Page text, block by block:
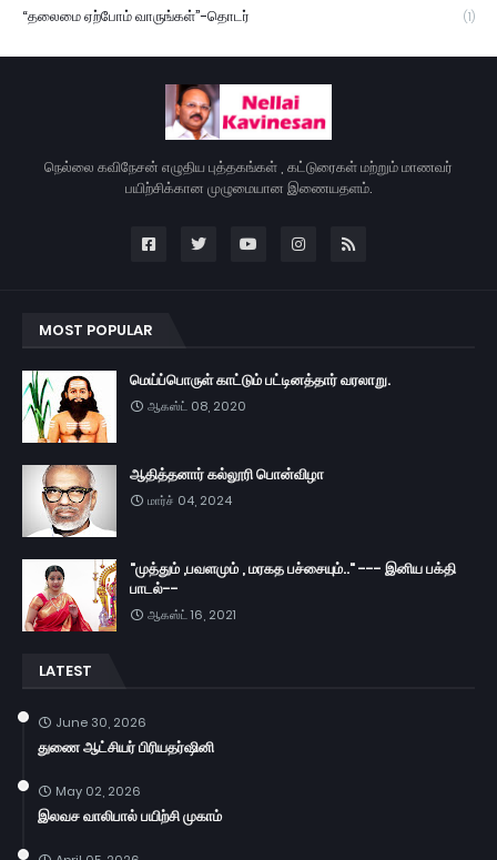
“தலைமை ஏற்போம் வாருங்கள்”-தொடர் (1)
நெல்லை கவிநேசன் எழுதிய புத்தகங்கள் , கட்டுரைகள் மற்றும் மாணவர்
பயிற்சிக்கான முழுமையான இணையதளம்.
MOST POPULAR
மெய்ப்பொருள் காட்டும் பட்டினத்தார் வரலாறு.
ஆகஸ்ட் 08, 2020
ஆதித்தனார் கல்லூரி பொன்விழா
மார்ச் 04, 2024
"முத்தும் ,பவளமும் , மரகத பச்சையும்.." --- இனிய பக்தி
பாடல்--
ஆகஸ்ட் 16, 2021
LATEST
June 30, 2026
துணை ஆட்சியர் பிரியதர்ஷினி
May 02, 2026
இலவச வாலிபால் பயிற்சி முகாம்